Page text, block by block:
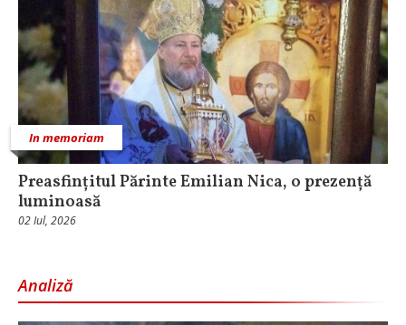
In memoriam
Preasfințitul Părinte Emilian Nica, o prezență
luminoasă
02 Iul, 2026
Analiză